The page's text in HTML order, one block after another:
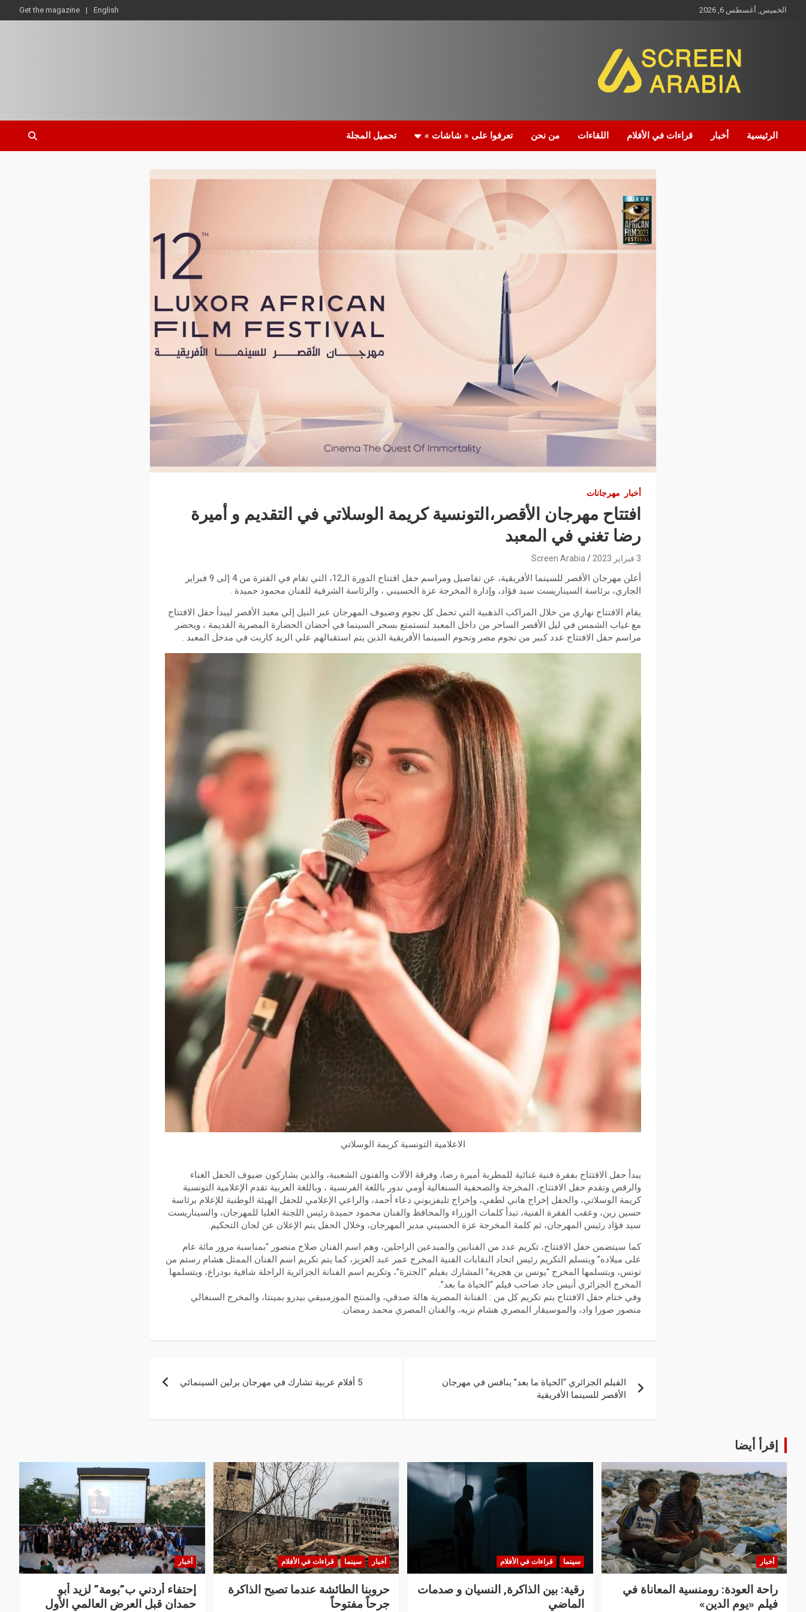
الخميس, أغسطس 6, 2026 English
Get the magazine
Screen Arabia
الرئيسية أخبار قراءات في الأفلام اللقاءات من نحن تعرفوا على « شاشات » تحميل المجلة
أخبار مهرجانات
افتتاح مهرجان الأقصر،التونسية كريمة الوسلاتي في التقديم و أميرة
رضا تغني في المعبد
3 فبراير 2023 Screen Arabia
أعلن مهرجان الأقصر للسينما الأفريقية، عن تفاصيل ومراسم حفل افتتاح الدورة الـ12، التي تقام في الفترة من 4 إلى 9 فبراير
الجاري، برئاسة السيناريست سيد فؤاد، وإدارة المخرجة عزة الحسيني ، والرئاسة الشرفية للفنان محمود حميدة .
يقام الافتتاح نهاري من خلال المراكب الذهبية التي تحمل كل نجوم وضيوف المهرجان عبر النيل إلي معبد الأقصر ليبدأ حفل الافتتاح
مع غياب الشمس في ليل الأقصر الساحر من داخل المعبد لنستمتع بسحر السينما في أحضان الحضارة المصرية القديمة ، ويحضر
مراسم حفل الافتتاح عدد كبير من نجوم مصر ونجوم السينما الأفريقية الذين يتم استقبالهم علي الريد كاربت في مدخل المعبد .
الاعلامية التونسية كريمة الوسلاتي
يبدأ حفل الافتتاح بفقرة فنية غنائية للمطربة أميرة رضا، وفرقة الآلات والفنون الشعبية، والذين يشاركون ضيوف الحفل الغناء
والرقص وتقدم حفل الافتتاح، المخرجة والصحفية السنغالية أومي ندور باللغة الفرنسية ، وباللغة العربية تقدم الإعلامية التونسية
كريمة الوسلاتي، والحفل إخراج هاني لطفي، وإخراج تليفزيوني دعاء أحمد، والراعي الإعلامي للحفل الهيئة الوطنية للإعلام برئاسة
حسين زين، وعقب الفقرة الفنية، تبدأ كلمات الوزراء والمحافظ والفنان محمود حميدة رئيس اللجنة العليا للمهرجان، والسيناريست
سيد فؤاد رئيس المهرجان، ثم كلمة المخرجة عزة الحسيني مدير المهرجان، وخلال الحفل يتم الإعلان عن لجان التحكيم.
كما سيتضمن حفل الافتتاح، تكريم عدد من الفنانين والمبدعين الراحلين، وهم اسم الفنان صلاح منصور “بمناسبة مرور مائة عام
على ميلاده” ويتسلم التكريم رئيس اتحاد النقابات الفنية المخرج عمر عبد العزيز، كما يتم تكريم اسم الفنان الممثل هشام رستم من
تونس، ويتسلمها المخرج “يونس بن هجرية” المشارك بفيلم “الجترة”، وتكريم اسم الفنانة الجزائرية الراحلة شافية بودراع، ويتسلمها
المخرج الجزائري أنيس جاد صاحب فيلم “الحياة ما بعد”.
وفي ختام حفل الافتتاح يتم تكريم كل من : الفنانة المصرية هالة صدقي، والمنتج الموزمبيقي بيدرو بمينتا، والمخرج السنغالي
منصور صورا واد، والموسيقار المصري هشام نزيه، والفنان المصري محمد رمضان.
الفيلم الجزائري “الحياة ما بعد” ينافس في مهرجان
الأقصر للسينما الأفريقية
5 أفلام عربية تشارك في مهرجان برلين السينمائي
إقرأ أيضا
أخبار
راحة العودة: رومنسية المعاناة في
فيلم «يوم الدين»
سينما قراءات في الأفلام
رقية: بين الذاكرة, النسيان و صدمات
الماضي
أخبار سينما قراءات في الأفلام
حروبنا الطائشة عندما تصبح الذاكرة
جرحاً مفتوحاً
أخبار
إحتفاء أردني ب”بومة” لزيد أبو
حمدان قبل العرض العالمي الأول